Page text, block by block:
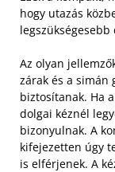
hogy utazás
legszükségesebb
Az olyan
zárak és a simán
biztosítanak. Ha
dolgai kéznél
bizonyulnak. A
kifejezetten úgy
is elférjenek. A